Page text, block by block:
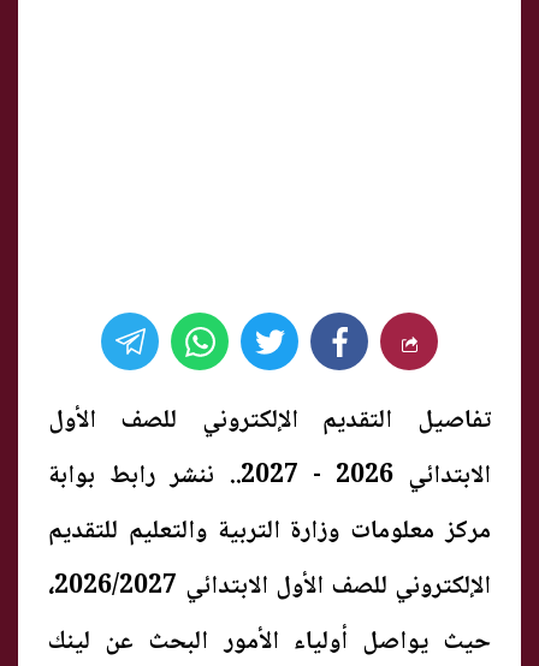
تفاصيل التقديم الإلكتروني للصف الأول
الابتدائي 2026 - 2027.. ننشر رابط بوابة
مركز معلومات وزارة التربية والتعليم للتقديم
الإلكتروني للصف الأول الابتدائي 2026/2027،
حيث يواصل أولياء الأمور البحث عن لينك